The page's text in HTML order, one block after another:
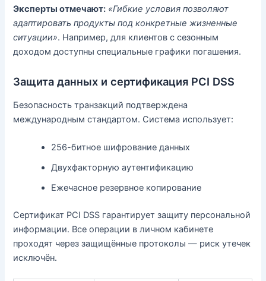
Эксперты отмечают: «Гибкие условия позволяют
адаптировать продукты под конкретные жизненные
ситуации». Например, для клиентов с сезонным
доходом доступны специальные графики погашения.
Защита данных и сертификация PCI DSS
Безопасность транзакций подтверждена
международным стандартом. Система использует:
256-битное шифрование данных
Двухфакторную аутентификацию
Ежечасное резервное копирование
Сертификат PCI DSS гарантирует защиту персональной
информации. Все операции в личном кабинете
проходят через защищённые протоколы — риск утечек
исключён.